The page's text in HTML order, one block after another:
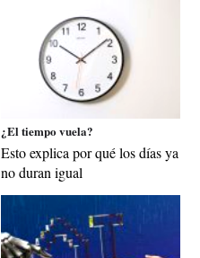
¿El tiempo vuela?
Esto explica por qué los días ya
no duran igual